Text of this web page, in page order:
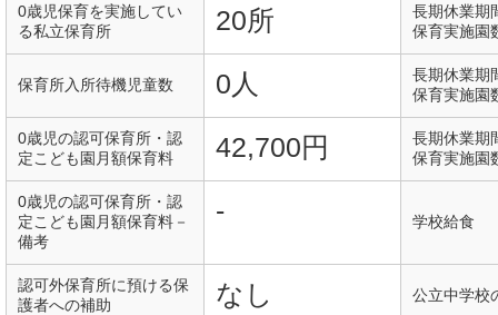
0歳児保育を実施してい
る私立保育所
20所
長期休業期
保育実施園
保育所入所待機児童数 0人
長期休業期
保育実施園
0歳児の認可保育所・認
定こども園月額保育料
42,700円
長期休業期
保育実施園
0歳児の認可保育所・認
定こども園月額保育料－
備考
- 学校給食
認可外保育所に預ける保
護者への補助
なし 公立中学校